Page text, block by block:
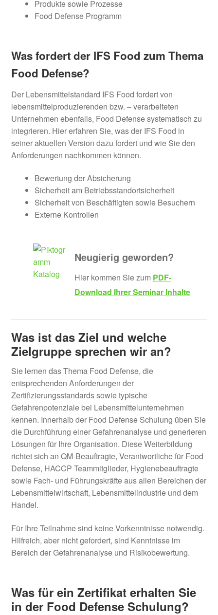
Produkte sowie Prozesse
Food Defense Programm
Was fordert der IFS Food zum Thema
Food Defense?
Der Lebensmittelstandard IFS Food fordert von
lebensmittelproduzierenden bzw. – verarbeiteten
Unternehmen ebenfalls, Food Defense systematisch zu
integrieren. Hier erfahren Sie, was der IFS Food in
seiner aktuellen Version dazu fordert und wie Sie den
Anforderungen nachkommen können.
Bewertung der Absicherung
Sicherheit am Betriebsstandortsicherheit
Sicherheit von Beschäftigten sowie Besuchern
Externe Kontrollen
Neugierig geworden?
Hier kommen Sie zum PDF-
Download Ihrer Seminar Inhalte
Was ist das Ziel und welche
Zielgruppe sprechen wir an?
Sie lernen das Thema Food Defense, die
entsprechenden Anforderungen der
Zertifizierungsstandards sowie typische
Gefahrenpotenziale bei Lebensmittelunternehmen
kennen. Innerhalb der Food Defense Schulung üben Sie
die Durchführung einer Gefahrenanalyse und generieren
Lösungen für Ihre Organisation. Diese Weiterbildung
richtet sich an QM-Beauftragte, Verantwortliche für Food
Defense, HACCP Teammitglieder, Hygienebeauftragte
sowie Fach- und Führungskräfte aus allen Bereichen der
Lebensmittelwirtschaft, Lebensmittelindustrie und dem
Handel.
Für Ihre Teilnahme sind keine Vorkenntnisse notwendig.
Hilfreich, aber nicht gefordert, sind Kenntnisse im
Bereich der Gefahrenanalyse und Risikobewertung.
Was für ein Zertifikat erhalten Sie
in der Food Defense Schulung?